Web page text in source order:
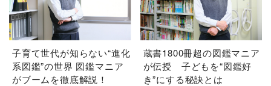
子育て世代が知らない“進化
系図鑑”の世界 図鑑マニア
がブームを徹底解説！
蔵書1800冊超の図鑑マニア
が伝授 子どもを“図鑑好
き”にする秘訣とは